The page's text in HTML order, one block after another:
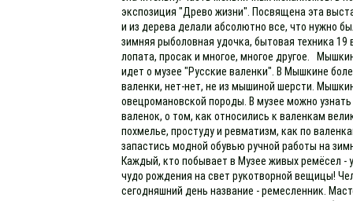
экспозиция "Древо жизни". Посвящена эта
и из дерева делали абсолютно все, что нужно
зимняя рыболовная удочка, бытовая техника
лопата, просак и многое, многое другое.
идет о музее "Русские валенки". В Мышкине
валенки, нет-нет, не из мышиной шерсти.
овецромановской породы. В музее можно
валенок, о том, как относились к валенкам
похмелье, простуду и ревматизм, как по
запастись модной обувью ручной работы на
Каждый, кто побывает в Музее живых ремёсел -
чудо рождения на свет рукотворной вещицы!
сегодняшний день название - ремесленник.